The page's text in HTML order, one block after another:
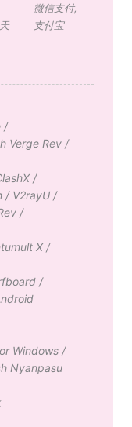
微信支付,
支付宝
/
Verge Rev/
/
/ V2rayU/
/
X/
/
Windows/
Nyanpasu